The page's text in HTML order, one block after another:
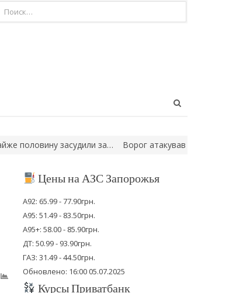
за… Ворог атакував центр Запоріжжя:
Цены на АЗС Запорожья
А92: 65.99 - 77.90грн.
А95: 51.49 - 83.50грн.
А95+: 58.00 - 85.90грн.
ДТ: 50.99 - 93.90грн.
ГАЗ: 31.49 - 44.50грн.
Обновлено: 16:00 05.07.2025
Курсы Приватбанк